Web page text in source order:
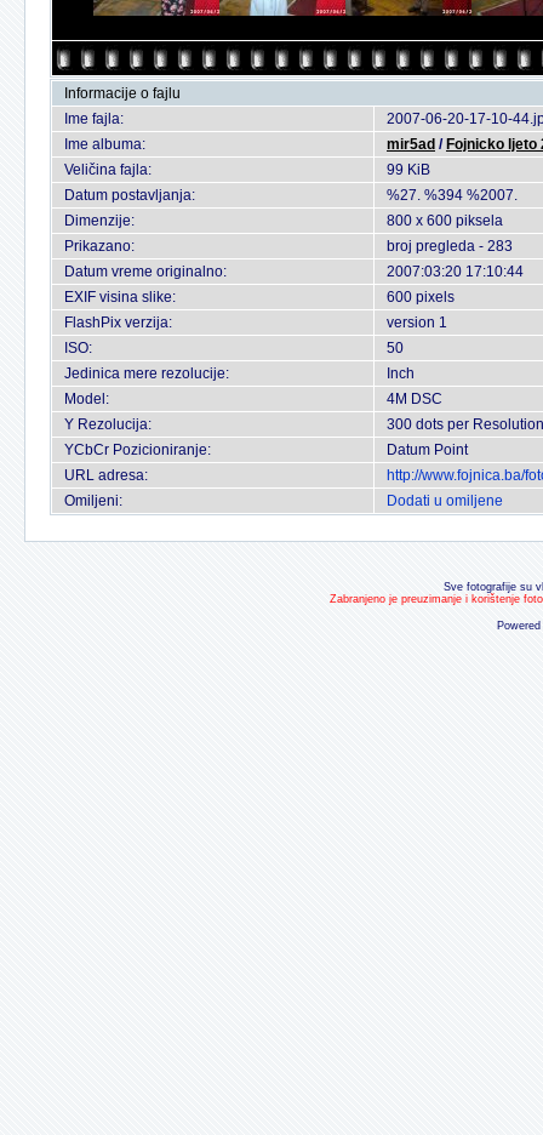
Informacije o fajlu
Ime fajla:
2007-06-20-17-10-
Ime albuma:
mir5ad / Fojnicko ljeto
Veličina fajla:
99 KiB
Datum postavljanja:
%27. %394 %2007.
Dimenzije:
800 x 600 piksela
Prikazano:
broj pregleda - 283
Datum vreme originalno:
2007:03:20 17:10:44
EXIF visina slike:
600 pixels
FlashPix verzija:
version 1
ISO:
50
Jedinica mere rezolucije:
Inch
Model:
4M DSC
Y Rezolucija:
300 dots per
YCbCr Pozicioniranje:
Datum Point
URL adresa:
http://www.fojnica.ba/
Omiljeni:
Dodati u omiljene
Sve fotografije su
Zabranjeno je preuzimanje i korištenje